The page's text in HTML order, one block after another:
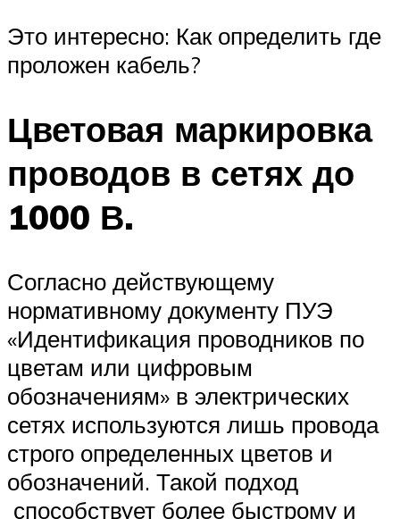
Это интересно: Как определить где
проложен кабель?
Цветовая маркировка
проводов в сетях до
1000 В.
Согласно действующему
нормативному документу ПУЭ
«Идентификация проводников по
цветам или цифровым
обозначениям» в электрических
сетях используются лишь провода
строго определенных цветов и
обозначений. Такой подход
способствует более быстрому и